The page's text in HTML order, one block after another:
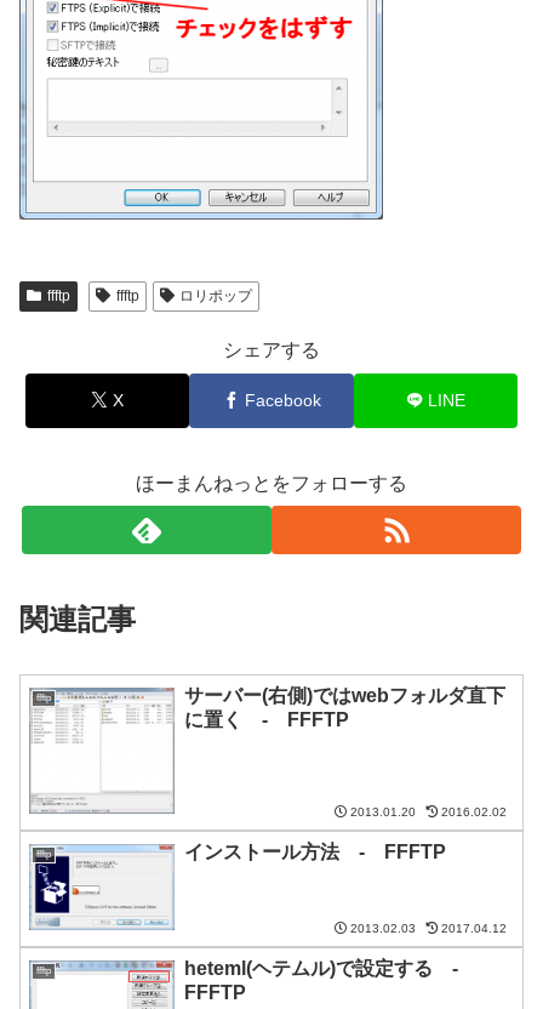
ffftp ffftp ロリポップ
シェアする
X Facebook LINE
ほーまんねっとをフォローする
関連記事
ffftp
サーバー(右側)ではwebフォルダ直下
に置く - FFFTP
2013.01.20 2016.02.02
ffftp インストール方法 - FFFTP
2013.02.03 2017.04.12
ffftp
heteml(ヘテムル)で設定する -
FFFTP